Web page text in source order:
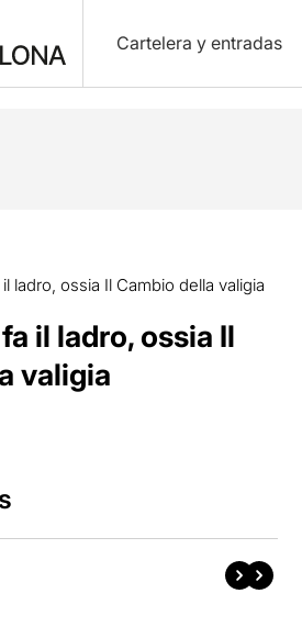
Cartelera y entradas
il ladro, ossia Il Cambio della valigia
il ladro, ossia Il
valigia